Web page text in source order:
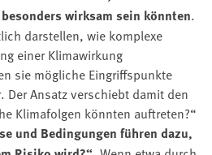
wirksam sein könnten.
darstellen, wie komplexe
einer Klimawirkung
sie mögliche Eingriffspunkte
Der Ansatz verschiebt damit den
Klimafolgen könnten auftreten?“
und Bedingungen führen dazu,